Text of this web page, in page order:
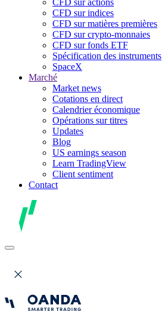
CFD sur indices
CFD sur matières premières
CFD sur crypto-monnaies
CFD sur fonds ETF
Spécification des instruments
SpaceX
Marché
Market news
Cotations en direct
Calendrier économique
Opérations sur titres
Updates
Blog
US earnings season
Learn TradingView
Client sentiment
Contact